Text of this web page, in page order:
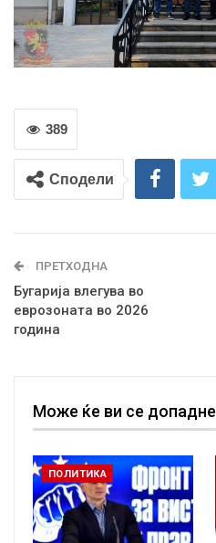
389
Сподели
ПРЕТХОДНА
Бугарија влегува во
еврозоната во 2026
година
Може ќе ви се допадне
ПОЛИТИКА